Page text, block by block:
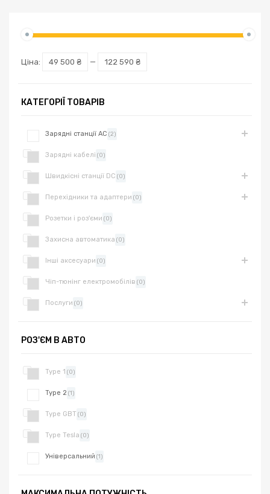
Ціна: 49 500 ₴ — 122 590 ₴
КАТЕГОРІЇ ТОВАРІВ
Зарядні станції AC (2)
Зарядні кабелі (0)
Швидкісні станції DC (0)
Перехідники та адаптери (0)
Розетки і роз'єми (0)
Захисна автоматика (0)
Інші аксесуари (0)
Чіп-тюнінг електромобілів (0)
Послуги (0)
РОЗ'ЄМ В АВТО
Type 1 (0)
Type 2 (1)
Type GBT (0)
Type Tesla (0)
Універсальний (1)